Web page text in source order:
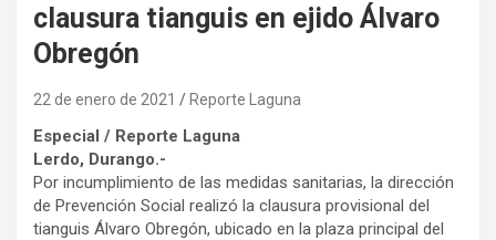
clausura tianguis en ejido Álvaro
Obregón
22 de enero de 2021 Reporte Laguna
Especial / Reporte Laguna
Lerdo, Durango.-
Por incumplimiento de las medidas sanitarias, la dirección
de Prevención Social realizó la clausura provisional del
tianguis Álvaro Obregón, ubicado en la plaza principal del